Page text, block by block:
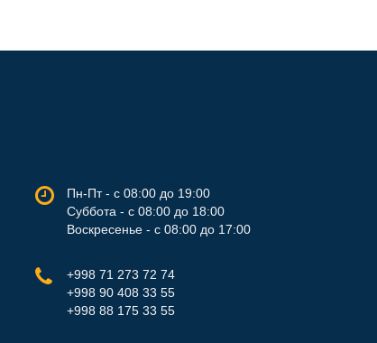
Пн-Пт - с 08:00 до 19:00
Суббота - с 08:00 до 18:00
Воскресенье - с 08:00 до 17:00
+998 71 273 72 74
+998 90 408 33 55
+998 88 175 33 55